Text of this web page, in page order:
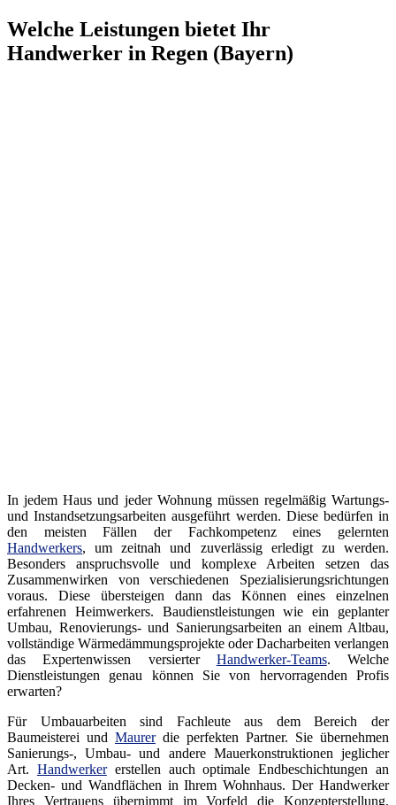
Welche Leistungen bietet Ihr
Handwerker in Regen (Bayern)
In jedem Haus und jeder Wohnung müssen regelmäßig Wartungs-
und Instandsetzungsarbeiten ausgeführt werden. Diese bedürfen in
den meisten Fällen der Fachkompetenz eines gelernten
Handwerkers, um zeitnah und zuverlässig erledigt zu werden.
Besonders anspruchsvolle und komplexe Arbeiten setzen das
Zusammenwirken von verschiedenen Spezialisierungsrichtungen
voraus. Diese übersteigen dann das Können eines einzelnen
erfahrenen Heimwerkers. Baudienstleistungen wie ein geplanter
Umbau, Renovierungs- und Sanierungsarbeiten an einem Altbau,
vollständige Wärmedämmungsprojekte oder Dacharbeiten verlangen
das Expertenwissen versierter Handwerker-Teams. Welche
Dienstleistungen genau können Sie von hervorragenden Profis
erwarten?
Für Umbauarbeiten sind Fachleute aus dem Bereich der
Baumeisterei und Maurerdie perfekten Partner. Sie übernehmen
Sanierungs-, Umbau- und andere Mauerkonstruktionen jeglicher
Art. Handwerkererstellen auch optimale Endbeschichtungen an
Decken- und Wandflächen in Ihrem Wohnhaus. Der Handwerker
Ihres Vertrauens übernimmt im Vorfeld die Konzepterstellung,